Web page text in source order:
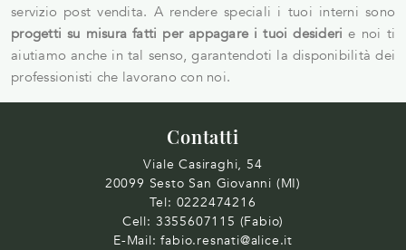
servizio post vendita. A rendere speciali i tuoi interni sono
progetti su misura fatti per appagare i tuoi desideri e noi ti
aiutiamo anche in tal senso, garantendoti la disponibilità dei
professionisti che lavorano con noi.
Contatti
Viale Casiraghi, 54
20099 Sesto San Giovanni (MI)
Tel: 0222474216
Cell: 3355607115 (Fabio)
E-Mail: fabio.resnati@alice.it